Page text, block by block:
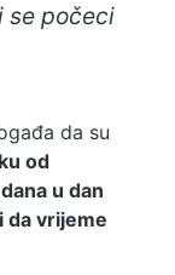
se počeci
da su
od
u dan
da vrijeme